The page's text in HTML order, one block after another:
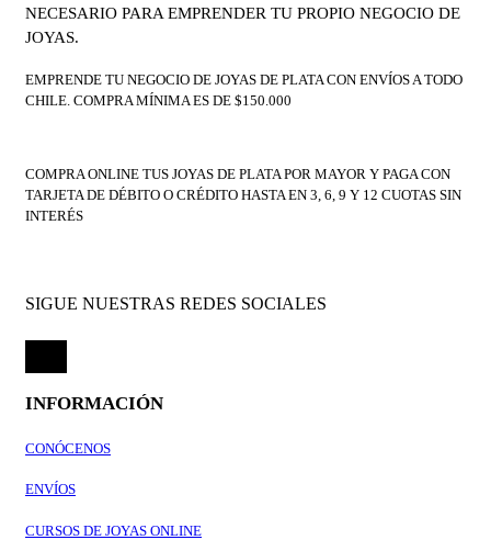
NECESARIO PARA EMPRENDER TU PROPIO NEGOCIO DE
JOYAS.
EMPRENDE TU NEGOCIO DE JOYAS DE PLATA CON ENVÍOS A TODO
CHILE. COMPRA MÍNIMA ES DE $150.000
COMPRA ONLINE TUS JOYAS DE PLATA POR MAYOR Y PAGA CON
TARJETA DE DÉBITO O CRÉDITO HASTA EN 3, 6, 9 Y 12 CUOTAS SIN
INTERÉS
SIGUE NUESTRAS REDES SOCIALES
INFORMACIÓN
CONÓCENOS
ENVÍOS
CURSOS DE JOYAS ONLINE